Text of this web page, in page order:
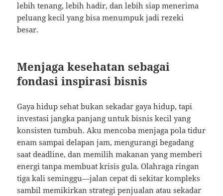
lebih tenang, lebih hadir, dan lebih siap menerima
peluang kecil yang bisa menumpuk jadi rezeki
besar.
Menjaga kesehatan sebagai
fondasi inspirasi bisnis
Gaya hidup sehat bukan sekadar gaya hidup, tapi
investasi jangka panjang untuk bisnis kecil yang
konsisten tumbuh. Aku mencoba menjaga pola tidur
enam sampai delapan jam, mengurangi begadang
saat deadline, dan memilih makanan yang memberi
energi tanpa membuat krisis gula. Olahraga ringan
tiga kali seminggu—jalan cepat di sekitar kompleks
sambil memikirkan strategi penjualan atau sekadar